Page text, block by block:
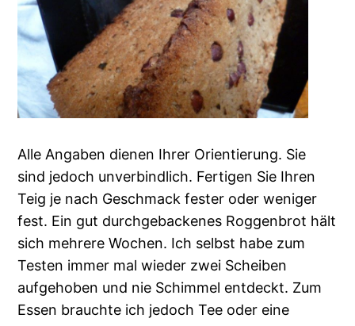
Alle Angaben dienen Ihrer Orientierung. Sie
sind jedoch unverbindlich. Fertigen Sie Ihren
Teig je nach Geschmack fester oder weniger
fest. Ein gut durchgebackenes Roggenbrot hält
sich mehrere Wochen. Ich selbst habe zum
Testen immer mal wieder zwei Scheiben
aufgehoben und nie Schimmel entdeckt. Zum
Essen brauchte ich jedoch Tee oder eine